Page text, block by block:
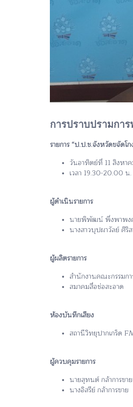
การปราบปรามกา
รายการ “ป.ป.ช.จังหวัดขจัดโก
วันอาทิตย์ที่ 11 สิงหา
เวลา 19.30-20.00 น.
ผู้ดำเนินรายการ
นายพิพัฒน์ พึ่งพาพง
นางสาวบุปผาวัลย์ ศิริ
ผู้ผลิตรายการ
สำนักงานคณะกรรมก
สมาคมสื่อช่อสะอาด
ห้องบันทึกเสียง
สถานีวิทยุปากเกร็ด
ผู้ควบคุมรายการ
นายสุทนต์ กล้าการขาย
นางอิสรีย์ กล้าการขาย